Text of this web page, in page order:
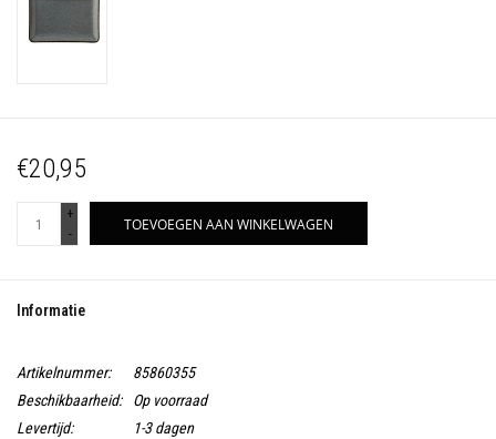
€20,95
+
-
TOEVOEGEN AAN WINKELWAGEN
Informatie
Artikelnummer:
85860355
Beschikbaarheid:
Op voorraad
Levertijd:
1-3 dagen